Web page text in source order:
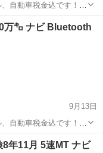
自動車税金込です！
れば分かることやくだ
、連絡してこないでく
車両
万㌔ ナビ Bluetooth
9月13日
自動車税金込です！
県外登録陸送別となり
両
年11月 5速MT ナビ